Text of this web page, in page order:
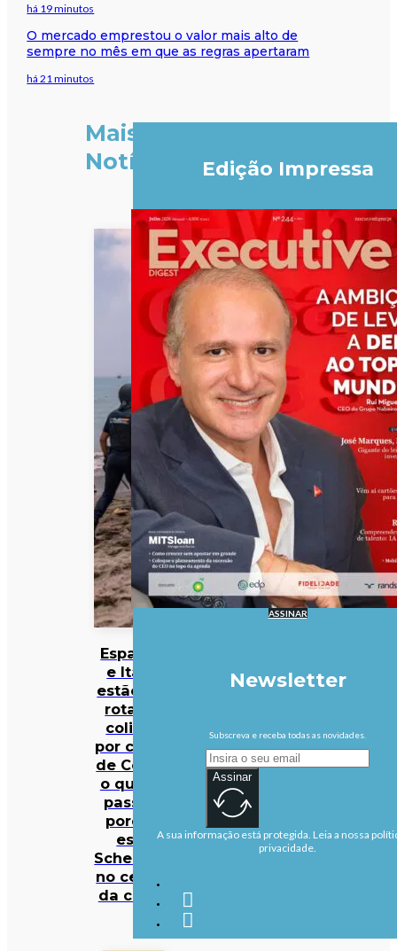
há 19 minutos
O mercado emprestou o valor mais alto de
sempre no mês em que as regras apertaram
há 21 minutos
Mais
Notícias
Espanha
e Itália
estão em
rota de
colisão
por causa
de Ceuta:
o que se
passa e
porque
está
Schengen
no centro
da crise?
Edição Impressa
ASSINAR
Newsletter
Subscreva e receba todas as novidades.
Assinar
A sua informação está protegida. Leia a nossa
privacidade.